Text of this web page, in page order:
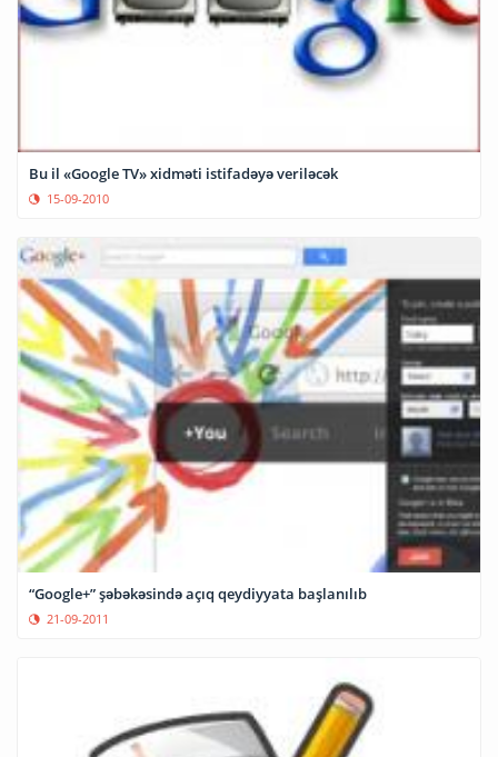
Bu il «Google TV» xidməti istifadəyə veriləcək
15-09-2010
“Google+” şəbəkəsində açıq qeydiyyata başlanılıb
21-09-2011